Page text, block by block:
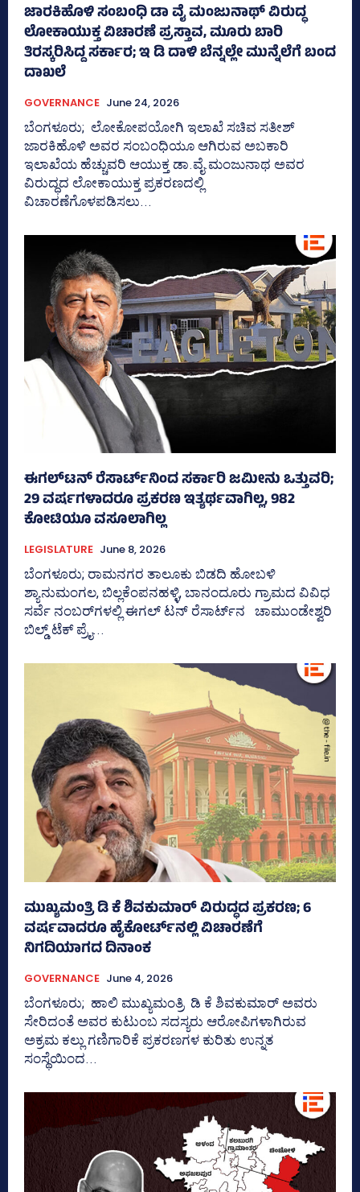
ಜಾರಕಿಹೊಳಿ ಸಂಬಂಧಿ ಡಾ ವೈ ಮಂಜುನಾಥ್ ವಿರುದ್ಧ
ಲೋಕಾಯುಕ್ತ ವಿಚಾರಣೆ ಪ್ರಸ್ತಾವ, ಮೂರು ಬಾರಿ
ತಿರಸ್ಕರಿಸಿದ್ದ ಸರ್ಕಾರ; ಇ ಡಿ ದಾಳಿ ಬೆನ್ನಲ್ಲೇ ಮುನ್ನೆಲೆಗೆ ಬಂದ
ದಾಖಲೆ
GOVERNANCE June 24, 2026
ಬೆಂಗಳೂರು; ಲೋಕೋಪಯೋಗಿ ಇಲಾಖೆ ಸಚಿವ ಸತೀಶ್‌
ಜಾರಕಿಹೊಳಿ ಅವರ ಸಂಬಂಧಿಯೂ ಆಗಿರುವ ಅಬಕಾರಿ
ಇಲಾಖೆಯ ಹೆಚ್ಚುವರಿ ಆಯುಕ್ತ ಡಾ.ವೈ.ಮಂಜುನಾಥ ಅವರ
ವಿರುದ್ಧದ ಲೋಕಾಯುಕ್ತ ಪ್ರಕರಣದಲ್ಲಿ
ವಿಚಾರಣೆಗೊಳಪಡಿಸಲು...
ಈಗಲ್‌ಟನ್‌ ರೆಸಾರ್ಟ್‌ನಿಂದ ಸರ್ಕಾರಿ ಜಮೀನು ಒತ್ತುವರಿ;
29 ವರ್ಷಗಳಾದರೂ ಪ್ರಕರಣ ಇತ್ಯರ್ಥವಾಗಿಲ್ಲ, 982
ಕೋಟಿಯೂ ವಸೂಲಾಗಿಲ್ಲ
LEGISLATURE June 8, 2026
ಬೆಂಗಳೂರು; ರಾಮನಗರ ತಾಲೂಕು ಬಿಡದಿ ಹೋಬಳಿ
ಶ್ಯಾನುಮಂಗಲ, ಬಿಲ್ಲಕೆಂಪನಹಳ್ಳಿ, ಬಾನಂದೂರು ಗ್ರಾಮದ ವಿವಿಧ
ಸರ್ವೆ ನಂಬರ್‍‌ಗಳಲ್ಲಿ ಈಗಲ್‌ ಟನ್‌ ರೆಸಾರ್ಟ್‌ನ ಚಾಮುಂಡೇಶ್ವರಿ
ಬಿಲ್ಡ್‌ ಟೆಕ್ ಪ್ರೈ...
ಮುಖ್ಯಮಂತ್ರಿ ಡಿ ಕೆ ಶಿವಕುಮಾರ್ ವಿರುದ್ಧದ ಪ್ರಕರಣ; 6
ವರ್ಷವಾದರೂ ಹೈಕೋರ್ಟ್‌ನಲ್ಲಿ ವಿಚಾರಣೆಗೆ
ನಿಗದಿಯಾಗದ ದಿನಾಂಕ
GOVERNANCE June 4, 2026
ಬೆಂಗಳೂರು; ಹಾಲಿ ಮುಖ್ಯಮಂತ್ರಿ ಡಿ ಕೆ ಶಿವಕುಮಾರ್ ಅವರು
ಸೇರಿದಂತೆ ಅವರ ಕುಟುಂಬ ಸದಸ್ಯರು ಆರೋಪಿಗಳಾಗಿರುವ
ಅಕ್ರಮ ಕಲ್ಲು ಗಣಿಗಾರಿಕೆ ಪ್ರಕರಣಗಳ ಕುರಿತು ಉನ್ನತ
ಸಂಸ್ಥೆಯಿಂದ...